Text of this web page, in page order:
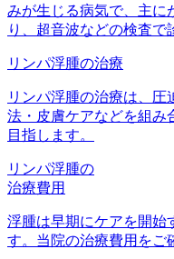
みが生じる病気で、主に
り、超音波などの検査で
リンパ浮腫の治療
リンパ浮腫の治療は、
法・皮膚ケアなどを組み
目指します。
リンパ浮腫の
治療費用
浮腫は早期にケアを開始
す。当院の治療費用をご